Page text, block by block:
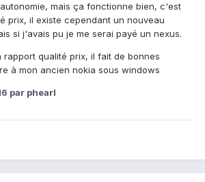
mais ça fonctionne bien, c'est
prix, il existe cependant un nouveau
si j'avais pu je me serai payé un nexus.
rapport qualité prix, il fait de bonnes
à mon ancien nokia sous windows
par phearl